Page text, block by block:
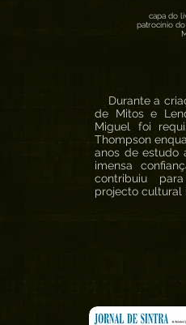
capa do
patrocínio
Durante a
de Mitos e
Miguel foi
Thompson
anos de estudo
imensa
contribuiu
projecto cultural